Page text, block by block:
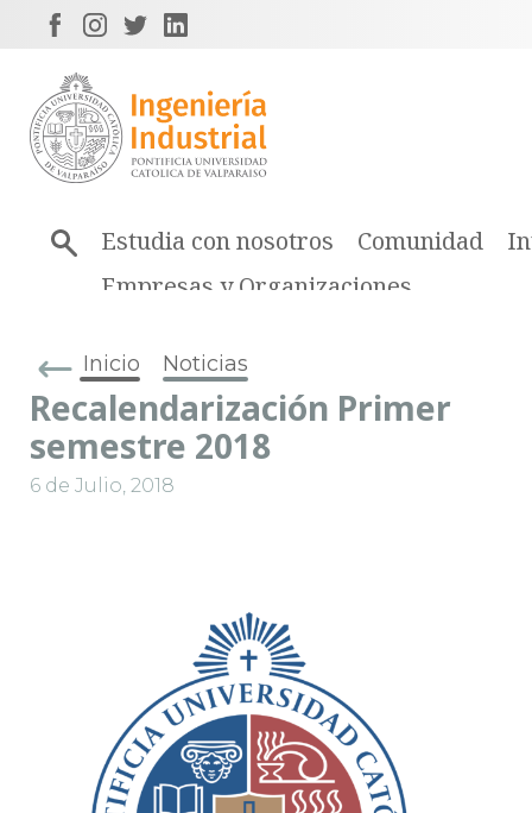
Estudia con nosotros Comunidad
Empresas y Organizaciones
Inicio Noticias
Recalendarización Primer
semestre 2018
6 de Julio, 2018